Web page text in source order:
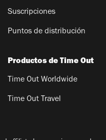
Suscripciones
Puntos de distribución
Productos de Time Out
Time Out Worldwide
Time Out Travel